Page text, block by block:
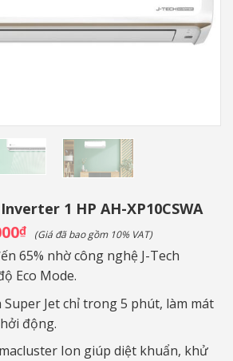
1 HP AH-XP10CSWA
₫Giá
hiện
tại
là:
7.290.000₫.
(Giá đã bao gồm 10% VAT)
65% nhờ công nghệ J-Tech
Eco Mode.
Jet chỉ trong 5 phút, làm mát
động.
Ion giúp diệt khuẩn, khử